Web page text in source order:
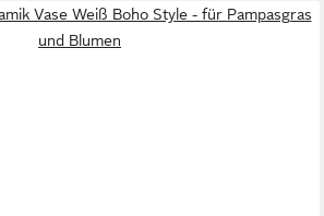
Vase Weiß Boho Style - für Pampasgras
und Blumen